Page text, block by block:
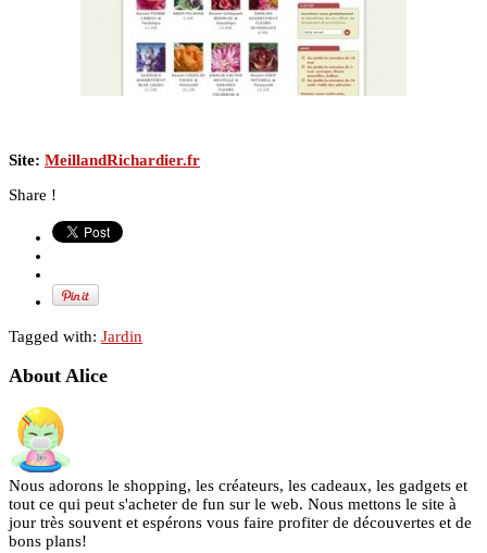
Site: MeillandRichardier.fr
Share !
Tagged with: Jardin
About Alice
Nous adorons le shopping, les créateurs, les cadeaux, les gadgets et
tout ce qui peut s'acheter de fun sur le web. Nous mettons le site à
jour très souvent et espérons vous faire profiter de découvertes et de
bons plans!